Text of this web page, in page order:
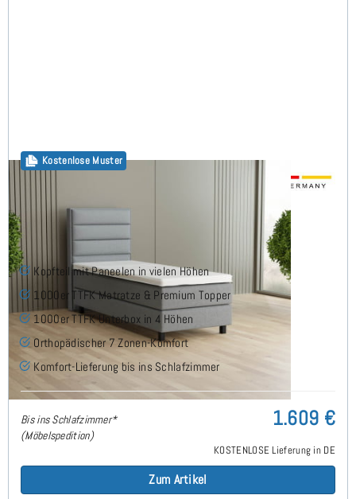
Kostenlose Muster
Alex Boxspringbett 90x210 cm
Kopfteil mit Paneelen in vielen Höhen
1000er TTFK Matratze & Premium Topper
1000er TTFK Unterbox in 4 Höhen
Orthopädischer 7 Zonen-Komfort
Komfort-Lieferung bis ins Schlafzimmer
Bis ins Schlafzimmer*
(Möbelspedition)
1.609 €
KOSTENLOSE Lieferung in DE
Zum Artikel